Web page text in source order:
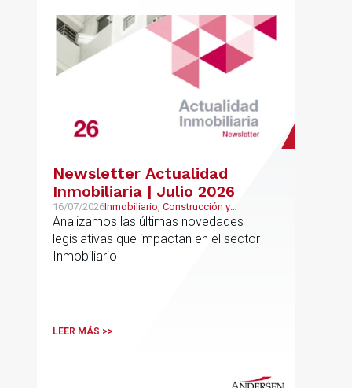
Newsletter Actualidad
Inmobiliaria | Julio 2026
16/07/2026Inmobiliario, Construcción y
Urbanismo
Analizamos las últimas novedades
legislativas que impactan en el sector
Inmobiliario
LEER MÁS >>